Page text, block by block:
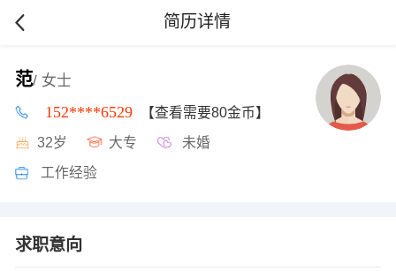
简历详情
范/ 女士
152****6529 【查看需要80金币】
32岁 大专 未婚
工作经验
求职意向